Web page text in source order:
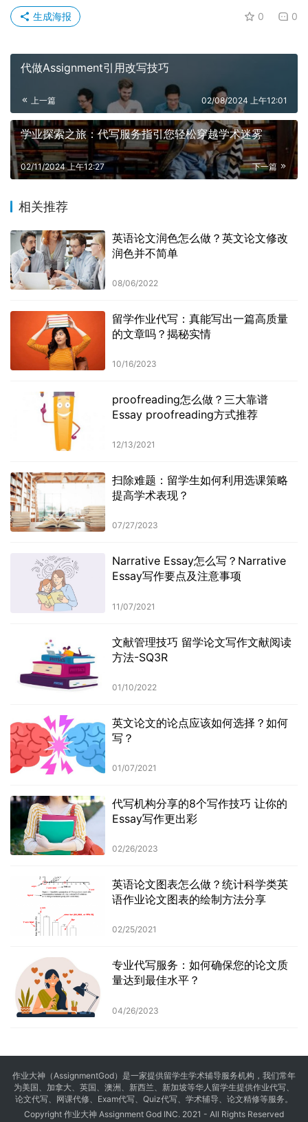
0 0
生成海报
代做Assignment引用改写技巧
上一篇 02/08/2024 上午12:01
学业探索之旅：代写服务指引您轻松穿越学术迷雾
下一篇
02/11/2024 上午12:27
相关推荐
英语论文润色怎么做？英文论文修改
润色并不简单
08/06/2022
留学作业代写：真能写出一篇高质量
的文章吗？揭秘实情
10/16/2023
proofreading怎么做？三大靠谱
Essay proofreading方式推荐
12/13/2021
扫除难题：留学生如何利用选课策略
提高学术表现？
07/27/2023
Narrative Essay怎么写？Narrative
Essay写作要点及注意事项
11/07/2021
文献管理技巧 留学论文写作文献阅读
方法-SQ3R
01/10/2022
英文论文的论点应该如何选择？如何
写？
01/07/2021
代写机构分享的8个写作技巧 让你的
Essay写作更出彩
02/26/2023
英语论文图表怎么做？统计科学类英
语作业论文图表的绘制方法分享
02/25/2021
专业代写服务：如何确保您的论文质
量达到最佳水平？
04/26/2023
作业大神（AssignmentGod）是一家提供留学生学术辅导服务机构，我们常年
为美国、加拿大、英国、澳洲、新西兰、新加坡等华人留学生提供作业代写、
论文代写、网课代修、Exam代写、Quiz代写、学术辅导、论文精修等服务。
Copyright 作业大神 Assignment God INC. 2021 - All Rights Reserved